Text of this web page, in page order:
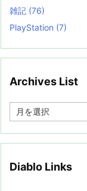
雑記 (76)
PlayStation (7)
Archives List
e
Diablo Links